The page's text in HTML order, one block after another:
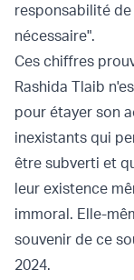
responsabilité
nécessaire".
Ces chiffres
Rashida Tlaib
pour étayer son
inexistants qui
être subverti et
leur existence
immoral. Elle-
souvenir de ce
2024.